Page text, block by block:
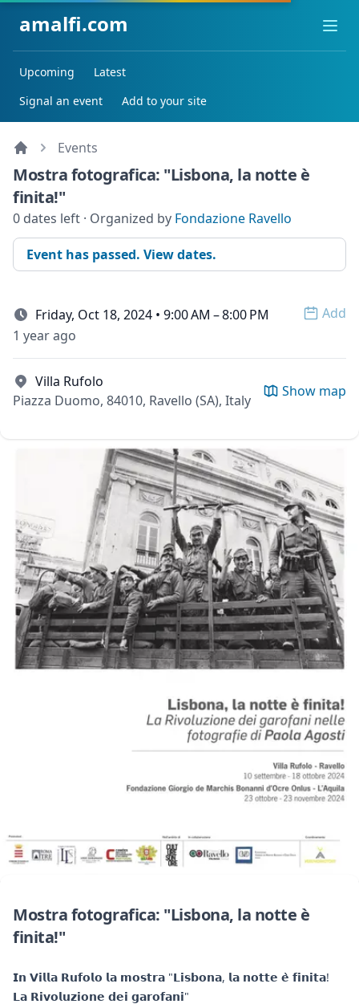
amalfi.com
Upcoming
Latest
Signal an event
Add to your site
Events
Mostra fotografica: "Lisbona, la notte è
finita!"
0 dates left · Organized by Fondazione Ravello
Event has passed. View dates.
Friday, Oct 18, 2024 • 9:00 AM – 8:00 PM
Add
1 year ago
Villa Rufolo
Piazza Duomo, 84010, Ravello (SA), Italy
Show map
Mostra fotografica: "Lisbona, la notte è
finita!"
𝗜𝗻 𝗩𝗶𝗹𝗹𝗮 𝗥𝘂𝗳𝗼𝗹𝗼 𝗹𝗮 𝗺𝗼𝘀𝘁𝗿𝗮 "𝗟𝗶𝘀𝗯𝗼𝗻𝗮, 𝗹𝗮 𝗻𝗼𝘁𝘁𝗲 𝗲̀ 𝗳𝗶𝗻𝗶𝘁𝗮!
𝗟𝗮 𝗥𝗶𝘃𝗼𝗹𝘂𝘇𝗶𝗼𝗻𝗲 𝗱𝗲𝗶 𝗴𝗮𝗿𝗼𝗳𝗮𝗻𝗶"